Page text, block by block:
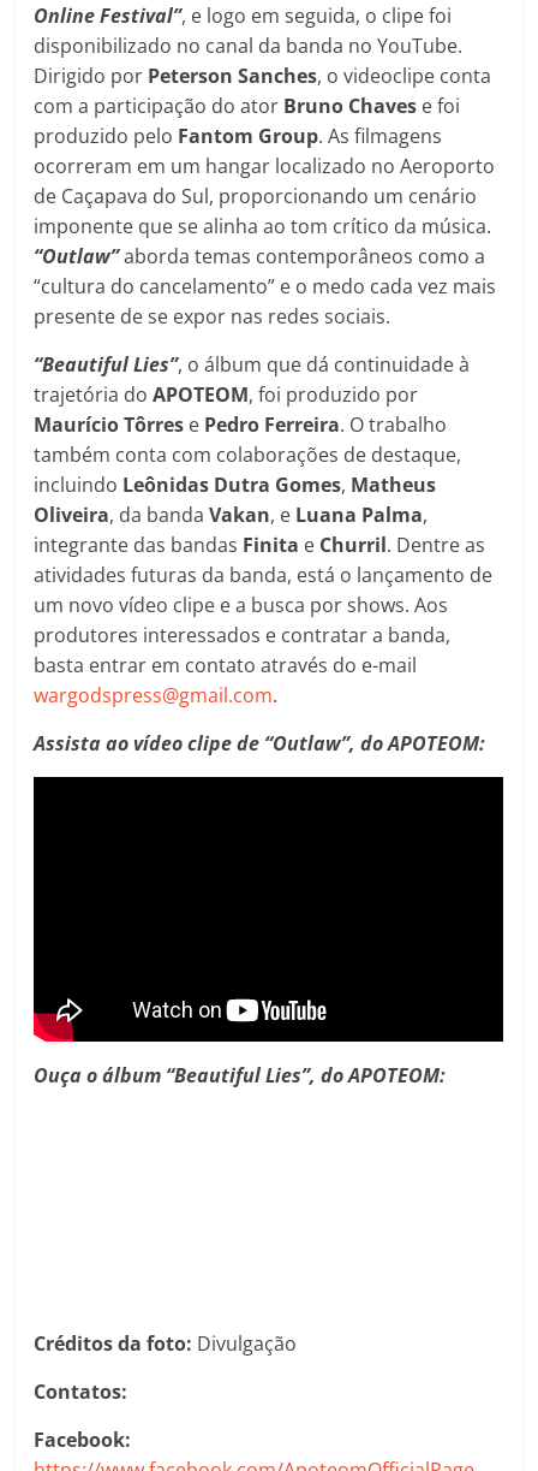
Online Festival”, e logo em seguida, o clipe foi
disponibilizado no canal da banda no YouTube.
Dirigido por Peterson Sanches, o videoclipe conta
com a participação do ator Bruno Chaves e foi
produzido pelo Fantom Group. As filmagens
ocorreram em um hangar localizado no Aeroporto
de Caçapava do Sul, proporcionando um cenário
imponente que se alinha ao tom crítico da música.
“Outlaw”aborda temas contemporâneos como a
“cultura do cancelamento” e o medo cada vez mais
presente de se expor nas redes sociais.
“Beautiful Lies”, o álbum que dá continuidade à
trajetória doAPOTEOM, foi produzido por
Maurício Tôrres e Pedro Ferreira. O trabalho
também conta com colaborações de destaque,
incluindo Leônidas Dutra Gomes, Matheus
Oliveira, da bandaVakan, e Luana Palma,
integrante das bandas Finita e Churril. Dentre as
atividades futuras da banda, está o lançamento de
um novo vídeo clipe e a busca por shows. Aos
produtores interessados e contratar a banda,
basta entrar em contato através do e-mail
wargodspress@gmail.com.
Assista ao vídeo clipe de “Outlaw”, do APOTEOM:
Ouça o álbum “Beautiful Lies”, do APOTEOM:
Créditos da foto: Divulgação
Contatos:
Facebook: